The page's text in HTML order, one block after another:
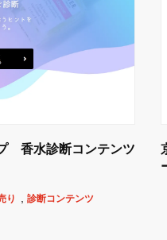
香水診断コンテンツ
り 診断コンテンツ